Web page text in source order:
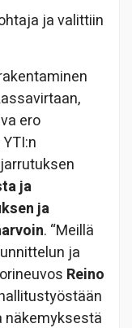
ja valittiin
ero
ja
ja
. “Meillä
ja
Reino
näkemyksestä